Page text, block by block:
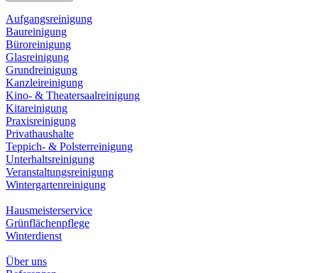
Aufgangsreinigung
Baureinigung
Büroreinigung
Glasreinigung
Grundreinigung
Kanzleireinigung
Kino- & Theatersaalreinigung
Kitareinigung
Praxisreinigung
Privathaushalte
Teppich- & Polsterreinigung
Unterhaltsreinigung
Veranstaltungsreinigung
Wintergartenreinigung
Hausmeisterservice
Grünflächenpflege
Winterdienst
Über uns